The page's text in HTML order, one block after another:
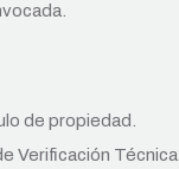
de propiedad.
Verificación